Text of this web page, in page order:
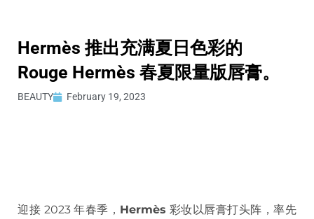
Hermès 推出充满夏日色彩的
Rouge Hermès 春夏限量版唇膏。
BEAUTY February 19, 2023
迎接 2023 年春季， Hermès 彩妆以唇膏打头阵，率先